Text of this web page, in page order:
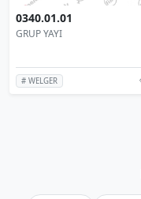
0340.01.01
GRUP YAYI
# WELGER